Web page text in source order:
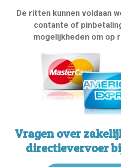
De ritten kunnen voldaan
contante of
mogelijkheden om op
Vragen over
directievervoer